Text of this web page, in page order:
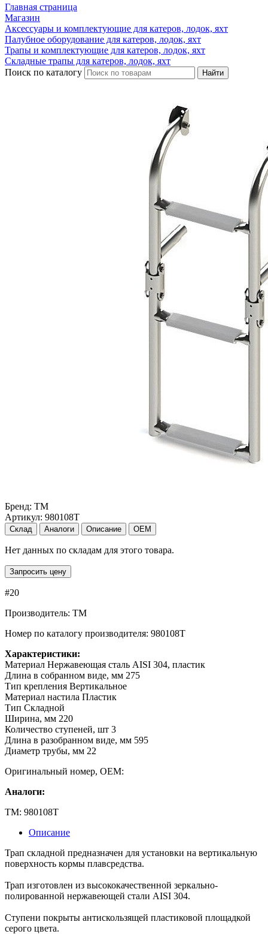
Главная страница
Магазин
Аксессуары и комплектующие для катеров, лодок, яхт
Палубное оборудование для катеров, лодок, яхт
Трапы и комплектующие для катеров, лодок, яхт
Складные трапы для катеров, лодок, яхт
Поиск по каталогу
Найти
Бренд: TM
Артикул: 980108T
Склад Аналоги Описание OEM
Нет данных по складам для этого товара.
Запросить цену
#20
Производитель: TM
Номер по каталогу производителя: 980108T
Характеристики:
Материал Нержавеющая сталь AISI 304, пластик
Длина в собранном виде, мм 275
Тип крепления Вертикальное
Материал настила Пластик
Тип Складной
Ширина, мм 220
Количество ступеней, шт 3
Длина в разобранном виде, мм 595
Диаметр трубы, мм 22
Оригинальный номер, OEM:
Аналоги:
TM: 980108T
Описание
Трап складной предназначен для установки на вертикальную
поверхность кормы плавсредства.
Трап изготовлен из высококачественной зеркально-
полированной нержавеющей стали AISI 304.
Ступени покрыты антискользящей пластиковой площадкой
серого цвета.